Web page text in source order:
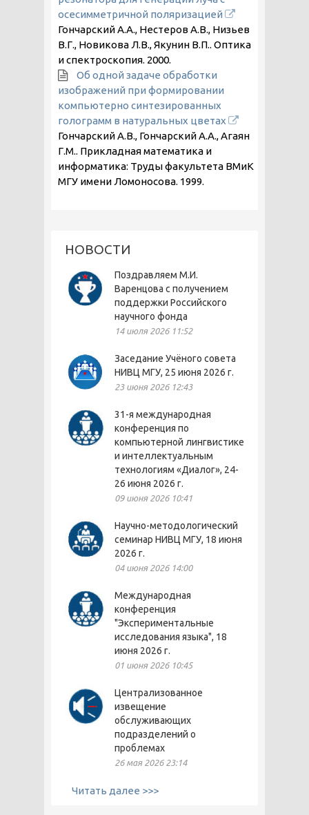
осесимметричной поляризацией
Гончарский А.А., Нестеров А.В., Низьев
В.Г., Новикова Л.В., Якунин В.П.. Оптика
и спектроскопия. 2000.
Об одной задаче обработки
изображений при формировании
компьютерно синтезированных
голограмм в натуральных цветах
Гончарский А.В., Гончарский А.А., Агаян
Г.М.. Прикладная математика и
информатика: Труды факультета ВМиК
МГУ имени Ломоносова. 1999.
НОВОСТИ
Поздравляем М.И.
Варенцова с получением
поддержки Российского
научного фонда
14 июля 2026 11:52
Заседание Учёного совета
НИВЦ МГУ, 25 июня 2026 г.
23 июня 2026 12:43
31-я международная
конференция по
компьютерной лингвистике
и интеллектуальным
технологиям «Диалог», 24-
26 июня 2026 г.
09 июня 2026 10:41
Научно-методологический
семинар НИВЦ МГУ, 18 июня
2026 г.
04 июня 2026 14:00
Международная
конференция
"Экспериментальные
исследования языка", 18
июня 2026 г.
01 июня 2026 10:45
Централизованное
извещение
обслуживающих
подразделений о
проблемах
26 мая 2026 23:14
Читать далее >>>